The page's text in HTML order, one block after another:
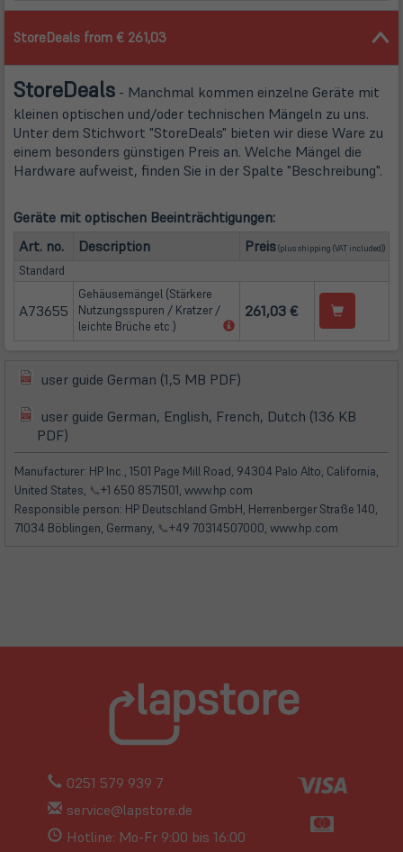
StoreDeals from € 261,03
StoreDeals - Manchmal kommen einzelne Geräte mit
kleinen optischen und/oder technischen Mängeln zu uns.
Unter dem Stichwort "StoreDeals" bieten wir diese Ware zu
einem besonders günstigen Preis an. Welche Mängel die
Hardware aufweist, finden Sie in der Spalte "Beschreibung".
Geräte mit optischen Beeinträchtigungen:
Art. no.
Description Preis(plusshipping (VAT included))
Standard
A73655
Gehäusemängel (Stärkere
Nutzungsspuren / Kratzer /
leichte Brüche etc.)
(öffnet
Tab)
261,03 €
in
neuem
Tab)
user guide German (1,5 MB PDF)
neuem
(öffnet
in
neuem
Tab)
user guide German, English, French, Dutch (136 KB
PDF)
in
neuem
Tab)
Manufacturer: HP Inc., 1501 Page Mill Road, 94304 Palo Alto, California,
United States, 📞+1 650 8571501, www.hp.com
Responsible person: HP Deutschland GmbH, Herrenberger Straße 140,
71034 Böblingen, Germany, 📞+49 70314507000, www.hp.com
0251 579 939 7
service@lapstore.de
Hotline: Mo-Fr 9:00 bis 16:00